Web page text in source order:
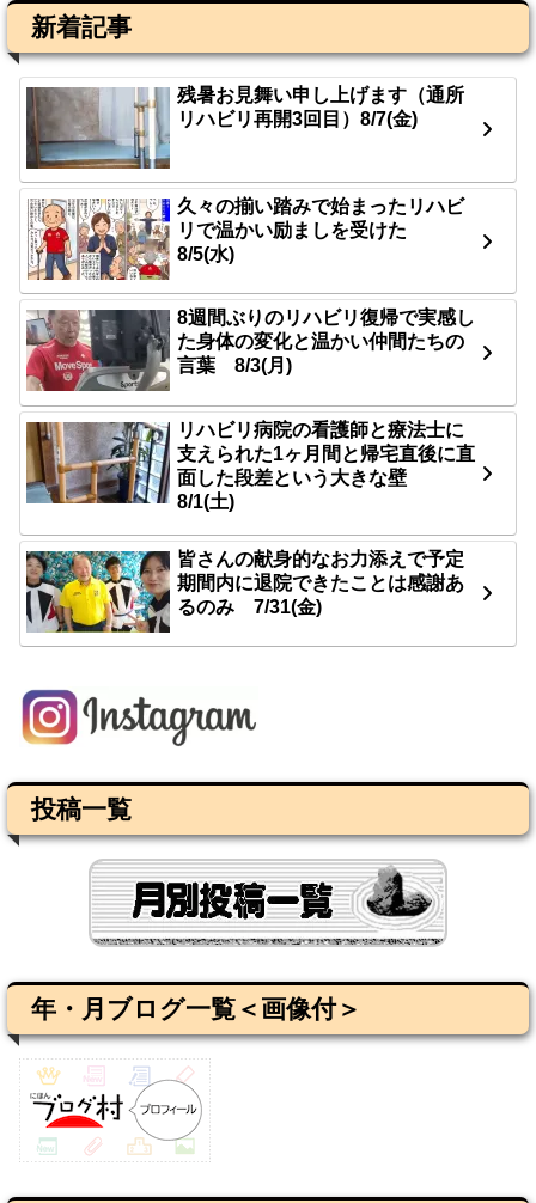
新着記事
残暑お見舞い申し上げます（通所
リハビリ再開3回目）8/7(金)
久々の揃い踏みで始まったリハビ
リで温かい励ましを受けた
8/5(水)
8週間ぶりのリハビリ復帰で実感し
た身体の変化と温かい仲間たちの
言葉 8/3(月)
リハビリ病院の看護師と療法士に
支えられた1ヶ月間と帰宅直後に直
面した段差という大きな壁
8/1(土)
皆さんの献身的なお力添えで予定
期間内に退院できたことは感謝あ
るのみ 7/31(金)
投稿一覧
年・月ブログ一覧＜画像付＞